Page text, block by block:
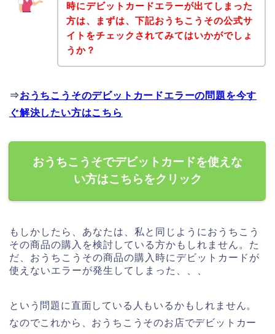
時にデビットカードエラーが出てしまった
方は、まずは、下記おうちこうその公式サ
イトをチェックされてみてはいかがでしょ
うか？
⇒おうちこうそのデビットカードエラーの問題を今す
ぐ解決したい方はこちら
おうちこうそでデビットカードを使えな
い方はこちらをクリック
もしかしたら、あなたは、私と同じようにおうちこう
その商品の購入を検討している方かもしれません。た
だ、おうちこうその商品の購入時にデビットカードが
使えないエラーが発生してしまった、、、
という問題に直面している人もいるかもしれません。
なのでこれから、おうちこうそのお店でデビットカー